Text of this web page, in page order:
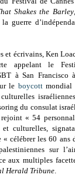
Shakes the Barley
guerre
et écrivains, Ken
appelant le
à San Francisco
le boycottmondial
du consulat
« 54
culturelles,
célébrer les 60 ans
sur
aux multiples
Herald Tribune.